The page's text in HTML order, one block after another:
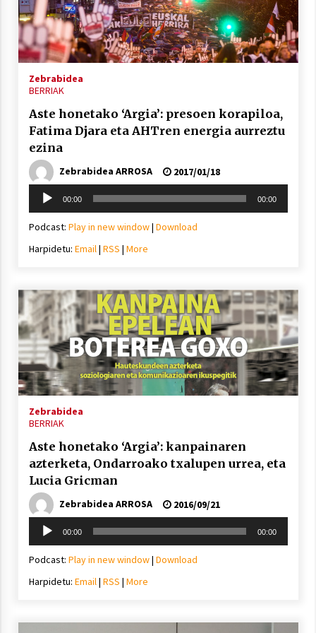
Arrosa sareko IX. topaketak!
2021/10/13
2021/10/04
Berria egunkarian elkarrizketa
Hala Bedi irratiko Hizpidea saioan
Arrosaren 20 urteez
Zebrabidea
BERRIAK
Aste honetako ‘Argia’: presoen korapiloa,
Fatima Djara eta AHTren energia aurreztu
ezina
Zebrabidea ARROSA
2017/01/18
Soinu
erreproduzigailua
00:00 00:00
Podcast: Play in new window| Download
Harpidetu: Email| RSS | More
Zebrabidea
BERRIAK
Aste honetako ‘Argia’: kanpainaren
azterketa, Ondarroako txalupen urrea, eta
Lucia Gricman
Zebrabidea ARROSA
2016/09/21
Soinu
erreproduzigailua
00:00 00:00
Podcast: Play in new window| Download
Harpidetu: Email| RSS | More